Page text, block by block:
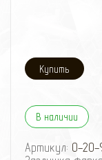
В наличии
Артикул: 0-20-